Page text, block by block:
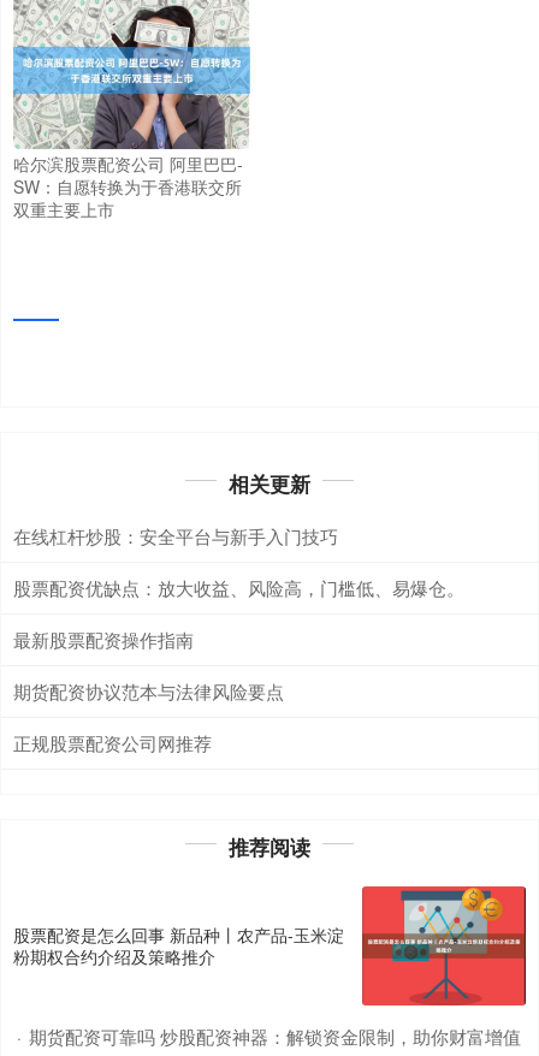
哈尔滨股票配资公司 阿里巴巴-
SW：自愿转换为于香港联交所
双重主要上市
相关更新
在线杠杆炒股：安全平台与新手入门技巧
股票配资优缺点：放大收益、风险高，门槛低、易爆仓。
最新股票配资操作指南
期货配资协议范本与法律风险要点
正规股票配资公司网推荐
推荐阅读
股票配资是怎么回事 新品种丨农产品-玉米淀
粉期权合约介绍及策略推介
· 期货配资可靠吗 炒股配资神器：解锁资金限制，助你财富增值